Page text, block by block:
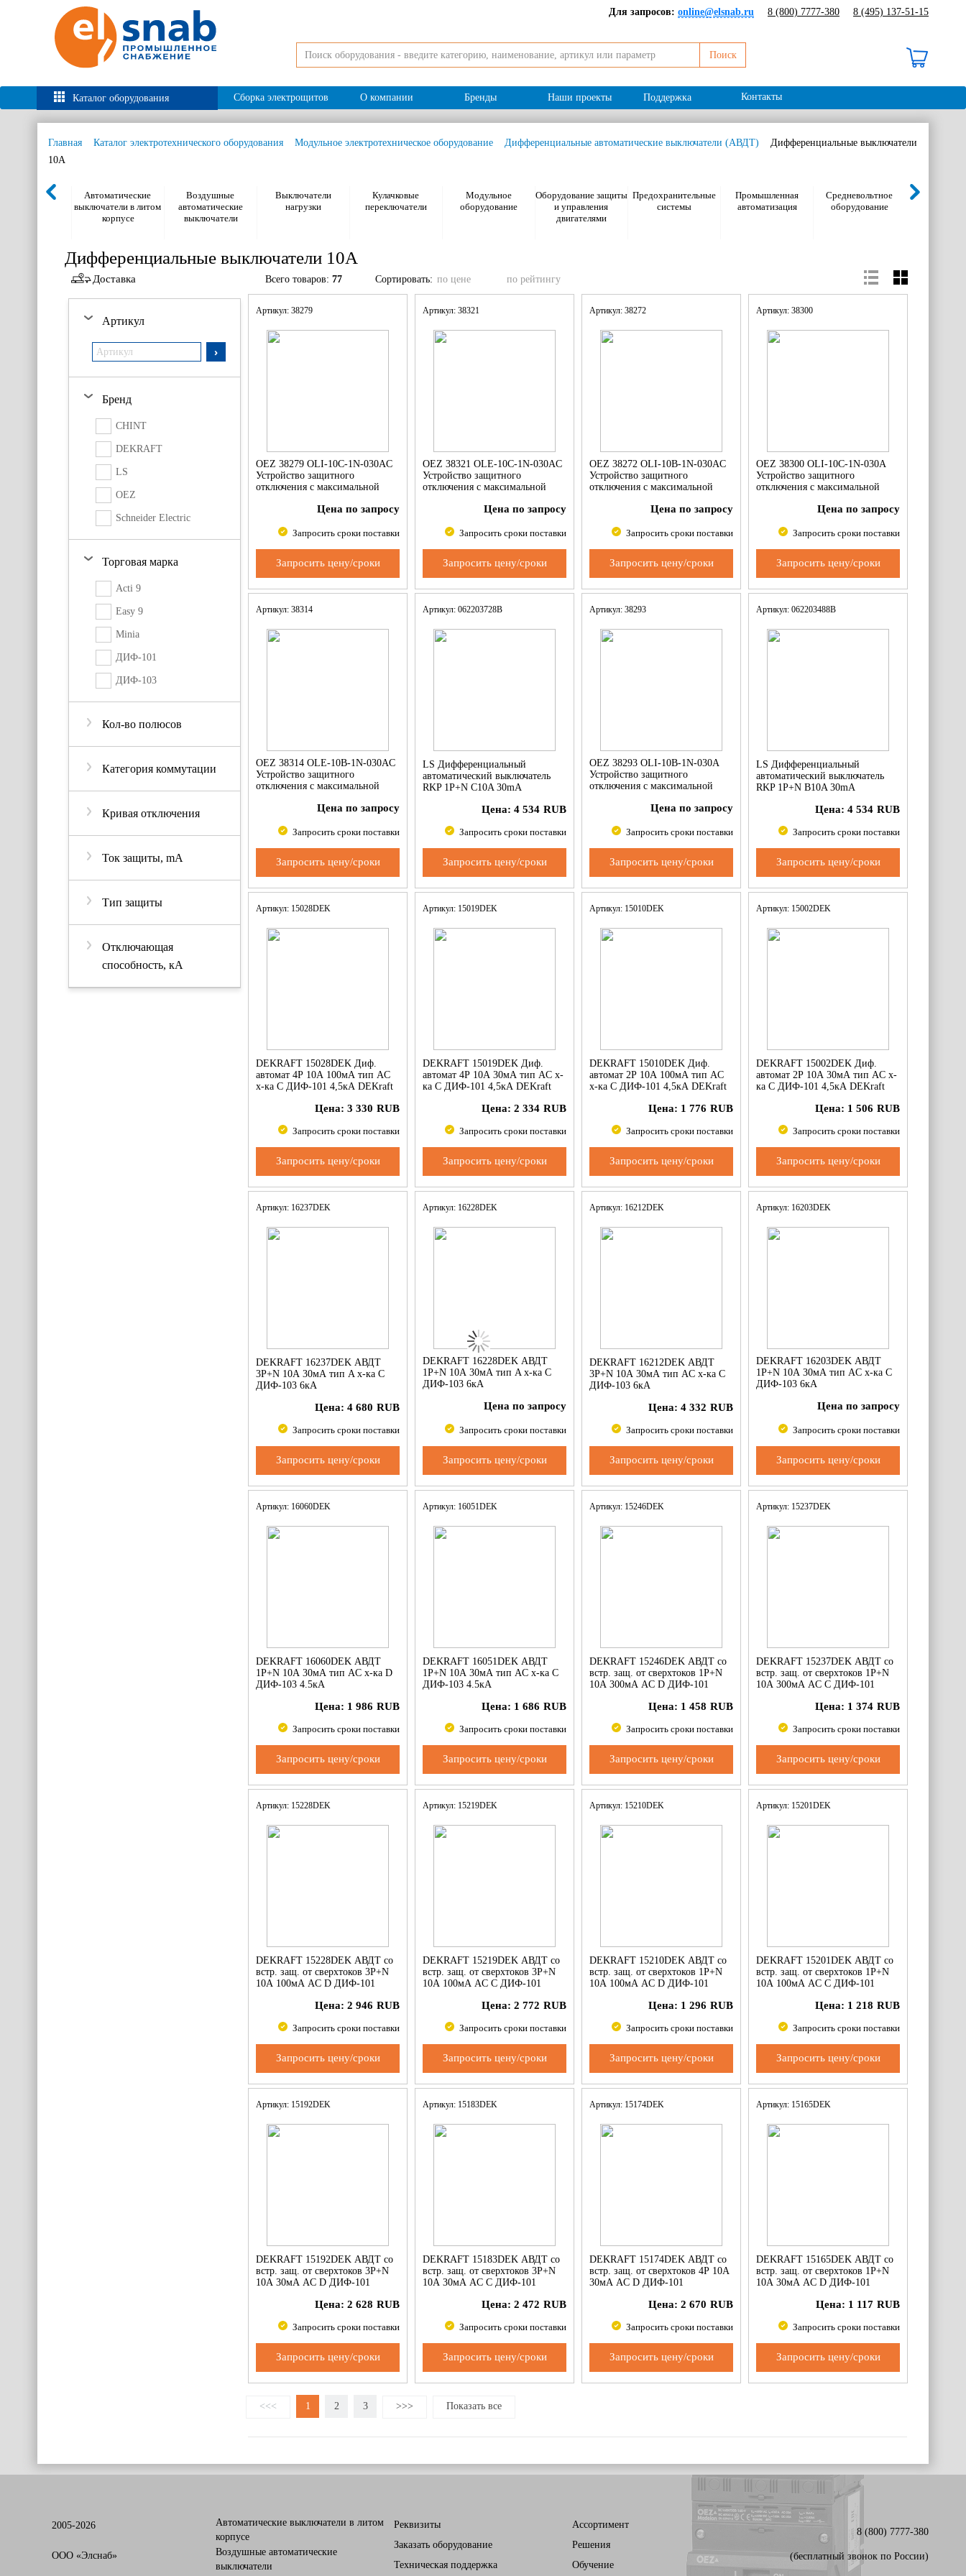
Для запросов: online@elsnab.ru 8 (800) 7777-380 8 (495) 137-51-15
Поиск
Каталог оборудования Сборка электрощитов О компании Бренды Наши проекты Поддержка Контакты
Главная Каталог электротехнического оборудования Модульное электротехническое оборудование Дифференциальные автоматические выключатели (АВДТ)
Дифференциальные выключатели
10А
Автоматические
выключатели в литом
корпусе
Воздушные
автоматические
выключатели
Выключатели
нагрузки
Кулачковые
переключатели
Модульное
оборудование
Оборудование защиты
и управления
двигателями
Предохранительные
системы
Промышленная
автоматизация
Средневольтное
оборудование
Дифференциальные выключатели 10А
Артикул
Бренд
CHINT
DEKRAFT
LS
OEZ
Schneider Electric
Торговая марка
Acti 9
Easy 9
Minia
ДИФ-101
ДИФ-103
Кол-во полюсов
Категория коммутации
Кривая отключения
Ток защиты, mA
Тип защиты
Отключающая
способность, кА
Доставка Всего товаров: 77 Сортировать: по цене по рейтингу
Артикул: 38279
OEZ 38279 OLI-10C-1N-030AC
Устройство защитного
отключения с максимальной
Цена по запросу
Запросить сроки поставки
Запросить цену/сроки
Артикул: 38321
OEZ 38321 OLE-10C-1N-030AC
Устройство защитного
отключения с максимальной
Цена по запросу
Запросить сроки поставки
Запросить цену/сроки
Артикул: 38272
OEZ 38272 OLI-10B-1N-030AC
Устройство защитного
отключения с максимальной
Цена по запросу
Запросить сроки поставки
Запросить цену/сроки
Артикул: 38300
OEZ 38300 OLI-10C-1N-030A
Устройство защитного
отключения с максимальной
Цена по запросу
Запросить сроки поставки
Запросить цену/сроки
Артикул: 38314
OEZ 38314 OLE-10B-1N-030AC
Устройство защитного
отключения с максимальной
Цена по запросу
Запросить сроки поставки
Запросить цену/сроки
Артикул: 062203728B
LS Дифференциальный
автоматический выключатель
RKP 1P+N C10A 30mA
Цена: 4 534 RUB
Запросить сроки поставки
Запросить цену/сроки
Артикул: 38293
OEZ 38293 OLI-10B-1N-030A
Устройство защитного
отключения с максимальной
Цена по запросу
Запросить сроки поставки
Запросить цену/сроки
Артикул: 062203488B
LS Дифференциальный
автоматический выключатель
RKP 1P+N B10A 30mA
Цена: 4 534 RUB
Запросить сроки поставки
Запросить цену/сроки
Артикул: 15028DEK
DEKRAFT 15028DEK Диф.
автомат 4Р 10А 100мА тип AC
х-ка С ДИФ-101 4,5кА DEKraft
Цена: 3 330 RUB
Запросить сроки поставки
Запросить цену/сроки
Артикул: 15019DEK
DEKRAFT 15019DEK Диф.
автомат 4Р 10А 30мА тип AC х-
ка С ДИФ-101 4,5кА DEKraft
Цена: 2 334 RUB
Запросить сроки поставки
Запросить цену/сроки
Артикул: 15010DEK
DEKRAFT 15010DEK Диф.
автомат 2Р 10А 100мА тип AC
х-ка С ДИФ-101 4,5кА DEKraft
Цена: 1 776 RUB
Запросить сроки поставки
Запросить цену/сроки
Артикул: 15002DEK
DEKRAFT 15002DEK Диф.
автомат 2Р 10А 30мА тип AC х-
ка С ДИФ-101 4,5кА DEKraft
Цена: 1 506 RUB
Запросить сроки поставки
Запросить цену/сроки
Артикул: 16237DEK
DEKRAFT 16237DEK АВДТ
3Р+N 10А 30мА тип A х-ка С
ДИФ-103 6кА
Цена: 4 680 RUB
Запросить сроки поставки
Запросить цену/сроки
Артикул: 16228DEK
DEKRAFT 16228DEK АВДТ
1Р+N 10А 30мА тип A х-ка С
ДИФ-103 6кА
Цена по запросу
Запросить сроки поставки
Запросить цену/сроки
Артикул: 16212DEK
DEKRAFT 16212DEK АВДТ
3Р+N 10А 30мА тип AC х-ка С
ДИФ-103 6кА
Цена: 4 332 RUB
Запросить сроки поставки
Запросить цену/сроки
Артикул: 16203DEK
DEKRAFT 16203DEK АВДТ
1Р+N 10А 30мА тип AC х-ка С
ДИФ-103 6кА
Цена по запросу
Запросить сроки поставки
Запросить цену/сроки
Артикул: 16060DEK
DEKRAFT 16060DEK АВДТ
1Р+N 10А 30мА тип AC х-ка D
ДИФ-103 4.5кА
Цена: 1 986 RUB
Запросить сроки поставки
Запросить цену/сроки
Артикул: 16051DEK
DEKRAFT 16051DEK АВДТ
1Р+N 10А 30мА тип AC х-ка C
ДИФ-103 4.5кА
Цена: 1 686 RUB
Запросить сроки поставки
Запросить цену/сроки
Артикул: 15246DEK
DEKRAFT 15246DEK АВДТ со
встр. защ. от сверхтоков 1P+N
10А 300мА AC D ДИФ-101
Цена: 1 458 RUB
Запросить сроки поставки
Запросить цену/сроки
Артикул: 15237DEK
DEKRAFT 15237DEK АВДТ со
встр. защ. от сверхтоков 1P+N
10А 300мА AC С ДИФ-101
Цена: 1 374 RUB
Запросить сроки поставки
Запросить цену/сроки
Артикул: 15228DEK
DEKRAFT 15228DEK АВДТ со
встр. защ. от сверхтоков 3P+N
10А 100мА AC D ДИФ-101
Цена: 2 946 RUB
Запросить сроки поставки
Запросить цену/сроки
Артикул: 15219DEK
DEKRAFT 15219DEK АВДТ со
встр. защ. от сверхтоков 3P+N
10А 100мА AC С ДИФ-101
Цена: 2 772 RUB
Запросить сроки поставки
Запросить цену/сроки
Артикул: 15210DEK
DEKRAFT 15210DEK АВДТ со
встр. защ. от сверхтоков 1P+N
10А 100мА AC D ДИФ-101
Цена: 1 296 RUB
Запросить сроки поставки
Запросить цену/сроки
Артикул: 15201DEK
DEKRAFT 15201DEK АВДТ со
встр. защ. от сверхтоков 1P+N
10А 100мА AC С ДИФ-101
Цена: 1 218 RUB
Запросить сроки поставки
Запросить цену/сроки
Артикул: 15192DEK
DEKRAFT 15192DEK АВДТ со
встр. защ. от сверхтоков 3P+N
10А 30мА AC D ДИФ-101
Цена: 2 628 RUB
Запросить сроки поставки
Запросить цену/сроки
Артикул: 15183DEK
DEKRAFT 15183DEK АВДТ со
встр. защ. от сверхтоков 3P+N
10А 30мА AC С ДИФ-101
Цена: 2 472 RUB
Запросить сроки поставки
Запросить цену/сроки
Артикул: 15174DEK
DEKRAFT 15174DEK АВДТ со
встр. защ. от сверхтоков 4Р 10А
30мА AC D ДИФ-101
Цена: 2 670 RUB
Запросить сроки поставки
Запросить цену/сроки
Артикул: 15165DEK
DEKRAFT 15165DEK АВДТ со
встр. защ. от сверхтоков 1P+N
10А 30мА AC D ДИФ-101
Цена: 1 117 RUB
Запросить сроки поставки
Запросить цену/сроки
<<< 1 2 3 >>> Показать все
2005-2026
OOO «Элснаб»
Автоматические выключатели в литом
корпусе
Воздушные автоматические
выключатели
Реквизиты
Заказать оборудование
Техническая поддержка
Ассортимент
Решения
Обучение
8 (800) 7777-380
(бесплатный звонок по России)